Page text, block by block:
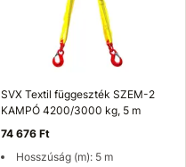
SVX Textil függeszték SZEM-2
KAMPÓ 4200/3000 kg, 5 m
74 676 Ft
Hosszúság (m): 5 m